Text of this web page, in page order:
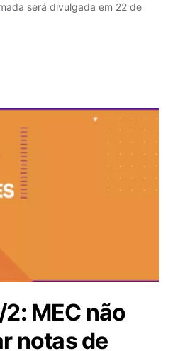
será divulgada em 22 de
MEC não
notas de